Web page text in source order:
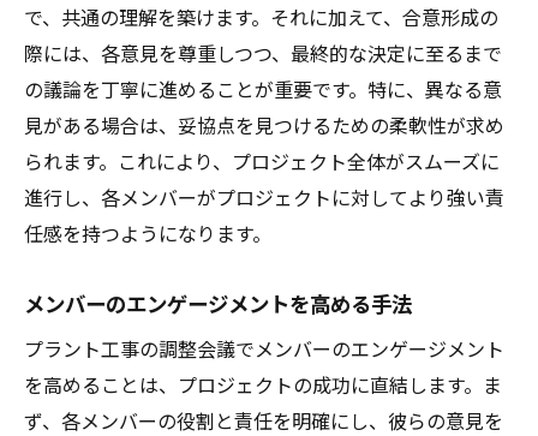
で、共通の理解を築けます。それに加えて、合意形成の
際には、各意見を尊重しつつ、最終的な決定に至るまで
の議論を丁寧に進めることが重要です。特に、異なる意
見がある場合は、妥協点を見つけるための柔軟性が求め
られます。これにより、プロジェクト全体がスムーズに
進行し、各メンバーがプロジェクトに対してより強い責
任感を持つようになります。
メンバーのエンゲージメントを高める手法
プラント工事の調整会議でメンバーのエンゲージメント
を高めることは、プロジェクトの成功に直結します。ま
ず、各メンバーの役割と責任を明確にし、彼らの意見を